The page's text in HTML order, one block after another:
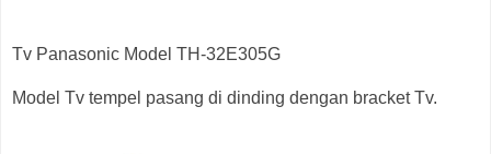
Tv Panasonic Model TH-32E305G
Model Tv tempel pasang di dinding dengan bracket Tv.